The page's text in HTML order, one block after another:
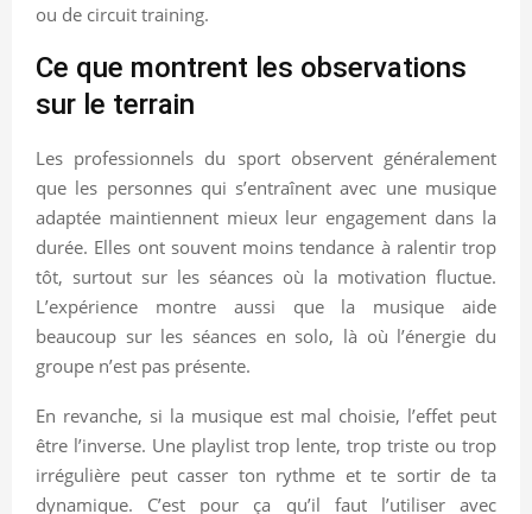
ou de circuit training.
Ce que montrent les observations
sur le terrain
Les professionnels du sport observent généralement
que les personnes qui s’entraînent avec une musique
adaptée maintiennent mieux leur engagement dans la
durée. Elles ont souvent moins tendance à ralentir trop
tôt, surtout sur les séances où la motivation fluctue.
L’expérience montre aussi que la musique aide
beaucoup sur les séances en solo, là où l’énergie du
groupe n’est pas présente.
En revanche, si la musique est mal choisie, l’effet peut
être l’inverse. Une playlist trop lente, trop triste ou trop
irrégulière peut casser ton rythme et te sortir de ta
dynamique. C’est pour ça qu’il faut l’utiliser avec